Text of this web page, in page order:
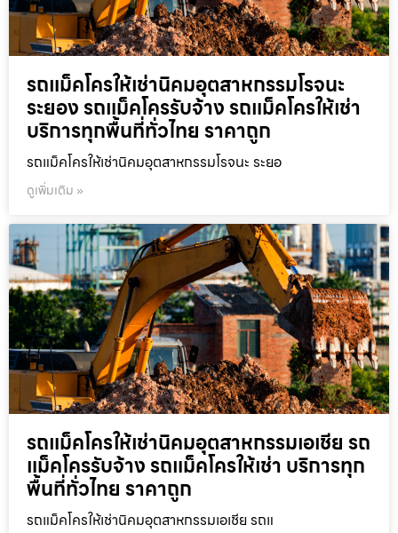
รถแม็คโครให้เช่านิคมอุตสาหกรรมโรจนะ
ระยอง รถแม็คโครรับจ้าง รถแม็คโครให้เช่า
บริการทุกพื้นที่ทั่วไทย ราคาถูก
รถแม็คโครให้เช่านิคมอุตสาหกรรมโรจนะ ระยอ
ดูเพิ่มเติม »
รถแม็คโครให้เช่านิคมอุตสาหกรรมเอเชีย รถ
แม็คโครรับจ้าง รถแม็คโครให้เช่า บริการทุก
พื้นที่ทั่วไทย ราคาถูก
รถแม็คโครให้เช่านิคมอุตสาหกรรมเอเชีย รถแ